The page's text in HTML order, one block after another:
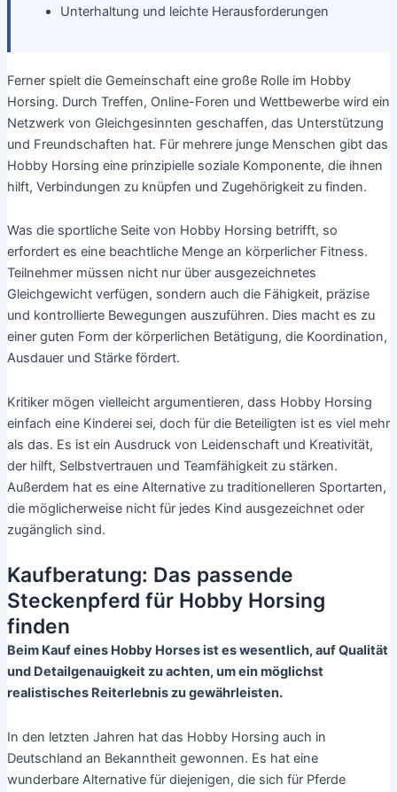
Unterhaltung und leichte Herausforderungen
Ferner spielt die Gemeinschaft eine große Rolle im Hobby
Horsing. Durch Treffen, Online-Foren und Wettbewerbe wird ein
Netzwerk von Gleichgesinnten geschaffen, das Unterstützung
und Freundschaften hat. Für mehrere junge Menschen gibt das
Hobby Horsing eine prinzipielle soziale Komponente, die ihnen
hilft, Verbindungen zu knüpfen und Zugehörigkeit zu finden.
Was die sportliche Seite von Hobby Horsing betrifft, so
erfordert es eine beachtliche Menge an körperlicher Fitness.
Teilnehmer müssen nicht nur über ausgezeichnetes
Gleichgewicht verfügen, sondern auch die Fähigkeit, präzise
und kontrollierte Bewegungen auszuführen. Dies macht es zu
einer guten Form der körperlichen Betätigung, die Koordination,
Ausdauer und Stärke fördert.
Kritiker mögen vielleicht argumentieren, dass Hobby Horsing
einfach eine Kinderei sei, doch für die Beteiligten ist es viel mehr
als das. Es ist ein Ausdruck von Leidenschaft und Kreativität,
der hilft, Selbstvertrauen und Teamfähigkeit zu stärken.
Außerdem hat es eine Alternative zu traditionelleren Sportarten,
die möglicherweise nicht für jedes Kind ausgezeichnet oder
zugänglich sind.
Kaufberatung: Das passende
Steckenpferd für Hobby Horsing
finden
Beim Kauf eines Hobby Horses ist es wesentlich, auf Qualität
und Detailgenauigkeit zu achten, um ein möglichst
realistisches Reiterlebnis zu gewährleisten.
In den letzten Jahren hat das Hobby Horsing auch in
Deutschland an Bekanntheit gewonnen. Es hat eine
wunderbare Alternative für diejenigen, die sich für Pferde